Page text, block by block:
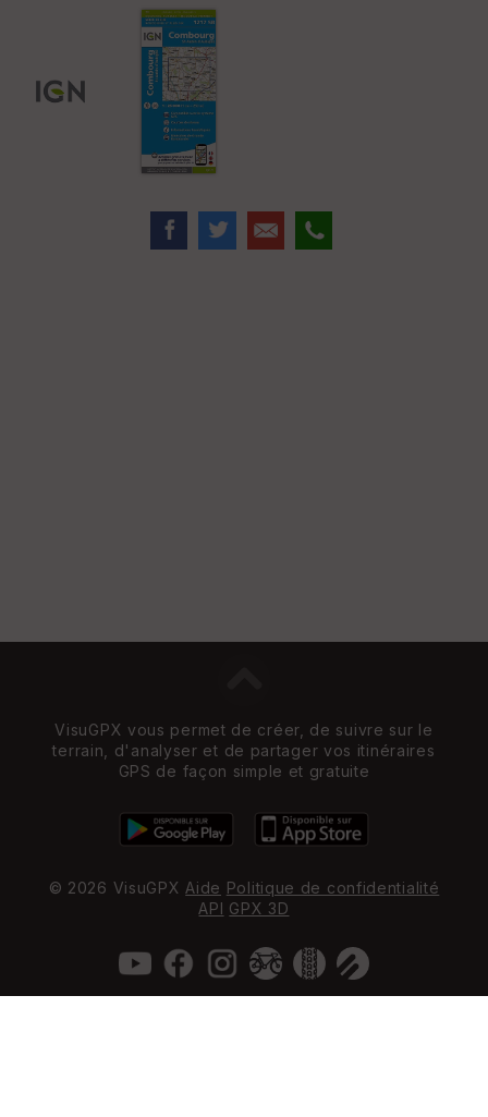
VisuGPX vous permet de créer, de suivre sur le
terrain, d'analyser et de partager vos itinéraires
GPS de façon simple et gratuite
© 2026 VisuGPX Aide Politique de confidentialité
API GPX 3D